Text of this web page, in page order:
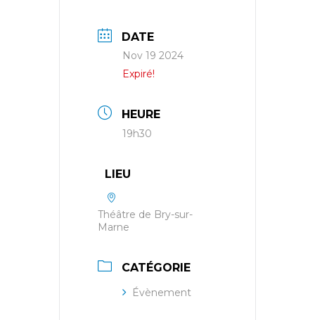
DATE
Nov 19 2024
Expiré!
HEURE
19h30
LIEU
Théâtre de Bry-sur-
Marne
CATÉGORIE
Évènement